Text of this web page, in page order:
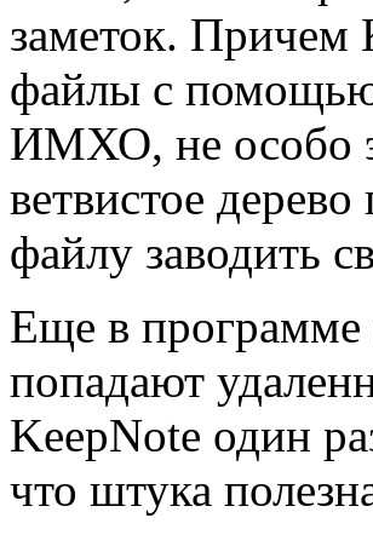
заметок. Причем
файлы с помощью
ИМХО, не особо
ветвистое
файлу заводить
Еще в программе
попадают
KeepNote один
что штука